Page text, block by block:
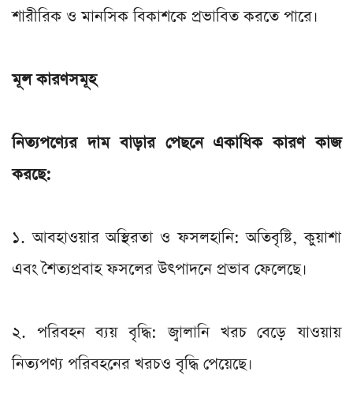
শারীরিক ও মানসিক বিকাশকে প্রভাবিত করতে পারে।
মূল কারণসমূহ
নিত্যপণ্যের দাম বাড়ার পেছনে একাধিক কারণ কাজ
করছে:
১. আবহাওয়ার অস্থিরতা ও ফসলহানি: অতিবৃষ্টি, কুয়াশা
এবং শৈত্যপ্রবাহ ফসলের উৎপাদনে প্রভাব ফেলেছে।
২. পরিবহন ব্যয় বৃদ্ধি: জ্বালানি খরচ বেড়ে যাওয়ায়
নিত্যপণ্য পরিবহনের খরচও বৃদ্ধি পেয়েছে।